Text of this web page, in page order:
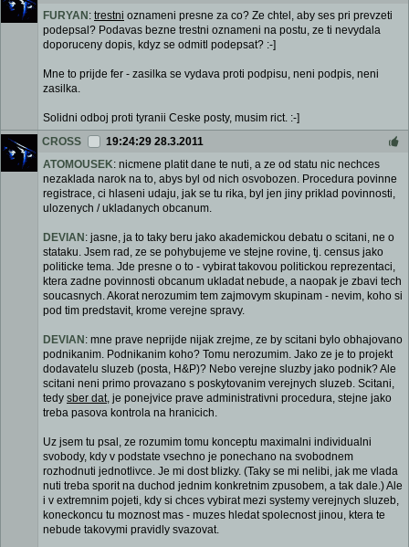
FURYAN : trestni oznameni presne za co? Ze chtel, aby ses pri prevzeti
podepsal? Podavas bezne trestni oznameni na postu, ze ti nevydala
doporuceny dopis, kdyz se odmitl podepsat? :-]
Mne to prijde fer - zasilka se vydava proti podpisu, neni podpis, neni
zasilka.
Solidni odboj proti tyranii Ceske posty, musim rict. :-]
CROSS
19:24:29 28.3.2011
ATOMOUSEK: nicmene platit dane te nuti, a ze od statu nic nechces
nezaklada narok na to, abys byl od nich osvobozen. Procedura povinne
registrace, ci hlaseni udaju, jak se tu rika, byl jen jiny priklad povinnosti,
ulozenych / ukladanych obcanum.
DEVIAN : jasne, ja to taky beru jako akademickou debatu o scitani, ne o
stataku. Jsem rad, ze se pohybujeme ve stejne rovine, tj. census jako
politicke tema. Jde presne o to - vybirat takovou politickou reprezentaci,
ktera zadne povinnosti obcanum ukladat nebude, a naopak je zbavi tech
soucasnych. Akorat nerozumim tem zajmovym skupinam - nevim, koho si
pod tim predstavit, krome verejne spravy.
DEVIAN : mne prave neprijde nijak zrejme, ze by scitani bylo obhajovano
podnikanim. Podnikanim koho? Tomu nerozumim. Jako ze je to projekt
dodavatelu sluzeb (posta, H&P)? Nebo verejne sluzby jako podnik? Ale
scitani neni primo provazano s poskytovanim verejnych sluzeb. Scitani,
tedy sber dat, je ponejvice prave administrativni procedura, stejne jako
treba pasova kontrola na hranicich.
Uz jsem tu psal, ze rozumim tomu konceptu maximalni individualni
svobody, kdy v podstate vsechno je ponechano na svobodnem
rozhodnuti jednotlivce. Je mi dost blizky. (Taky se mi nelibi, jak me vlada
nuti treba sporit na duchod jednim konkretnim zpusobem, a tak dale.) Ale
i v extremnim pojeti, kdy si chces vybirat mezi systemy verejnych sluzeb,
koneckoncu tu moznost mas - muzes hledat spolecnost jinou, ktera te
nebude takovymi pravidly svazovat.